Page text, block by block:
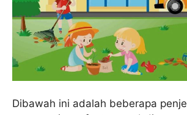
Dibawah ini adalah beberapa